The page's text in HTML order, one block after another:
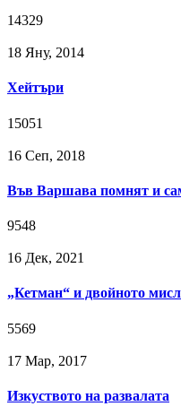
14329
18 Яну, 2014
Хейтъри
15051
16 Сeп, 2018
Във Варшава помнят и
9548
16 Дек, 2021
„Кетман“ и двойното
5569
17 Мар, 2017
Изкуството на развалата